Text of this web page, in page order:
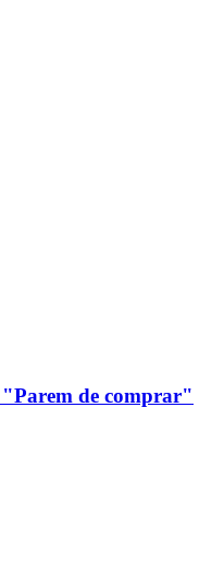
de comprar"